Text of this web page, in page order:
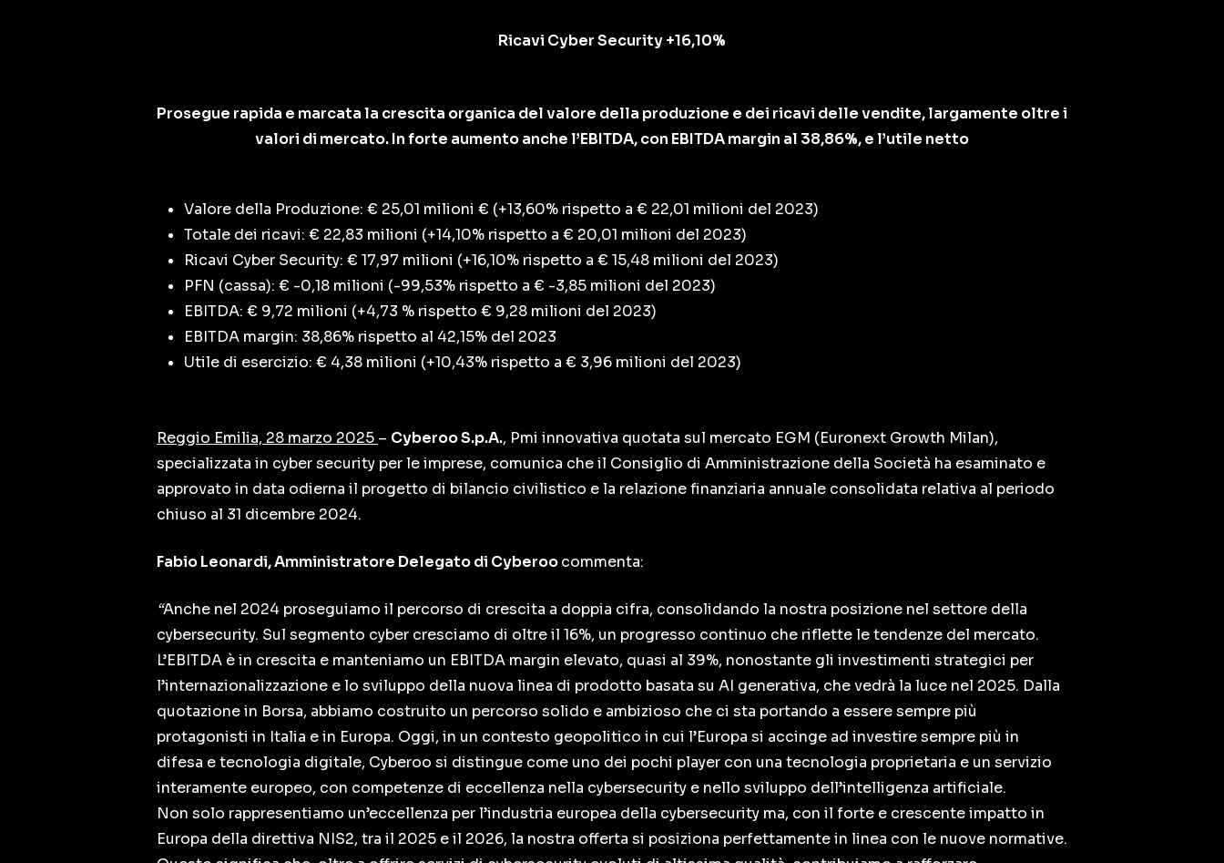
Ricavi Cyber Security +16,10%
Prosegue rapida e marcata la crescita organica del valore della produzione e dei ricavi delle vendite, largamente oltre i
valori di mercato. In forte aumento anche l’EBITDA, con EBITDA margin al 38,86%, e l’utile netto
Valore della Produzione: € 25,01 milioni € (+13,60% rispetto a € 22,01 milioni del 2023)
Totale dei ricavi: € 22,83 milioni (+14,10% rispetto a € 20,01 milioni del 2023)
Ricavi Cyber Security: € 17,97 milioni (+16,10% rispetto a € 15,48 milioni del 2023)
PFN (cassa): € -0,18 milioni (-99,53% rispetto a € -3,85 milioni del 2023)
EBITDA: € 9,72 milioni (+4,73 % rispetto € 9,28 milioni del 2023)
EBITDA margin: 38,86% rispetto al 42,15% del 2023
Utile di esercizio: € 4,38 milioni (+10,43% rispetto a € 3,96 milioni del 2023)
Reggio Emilia, 28 marzo 2025 – Cyberoo S.p.A., Pmi innovativa quotata sul mercato EGM (Euronext Growth Milan),
specializzata in cyber security per le imprese, comunica che il Consiglio di Amministrazione della Società ha esaminato e
approvato in data odierna il progetto di bilancio civilistico e la relazione finanziaria annuale consolidata relativa al periodo
chiuso al 31 dicembre 2024.
Fabio Leonardi, Amministratore Delegato di Cyberoocommenta:
“Anche nel 2024 proseguiamo il percorso di crescita a doppia cifra, consolidando la nostra posizione nel settore della
cybersecurity. Sul segmento cyber cresciamo di oltre il 16%, un progresso continuo che riflette le tendenze del mercato.
L’EBITDA è in crescita e manteniamo un EBITDA margin elevato, quasi al 39%, nonostante gli investimenti strategici per
l’internazionalizzazione e lo sviluppo della nuova linea di prodotto basata su AI generativa, che vedrà la luce nel 2025. Dalla
quotazione in Borsa, abbiamo costruito un percorso solido e ambizioso che ci sta portando a essere sempre più
protagonisti in Italia e in Europa. Oggi, in un contesto geopolitico in cui l’Europa si accinge ad investire sempre più in
difesa e tecnologia digitale, Cyberoo si distingue come uno dei pochi player con una tecnologia proprietaria e un servizio
interamente europeo, con competenze di eccellenza nella cybersecurity e nello sviluppo dell’intelligenza artificiale.
Non solo rappresentiamo un’eccellenza per l’industria europea della cybersecurity ma, con il forte e crescente impatto in
Europa della direttiva NIS2, tra il 2025 e il 2026, la nostra offerta si posiziona perfettamente in linea con le nuove normative.